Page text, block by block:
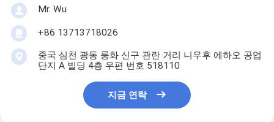
Mr. Wu
+86 13713718026
중국 심천 광동 룽화 신구 관란 거리 니우후 에하오 공업
단지 A 빌딩 4층 우편 번호 518110
지금 연락